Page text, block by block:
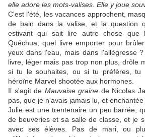
elle adore les mots-valises. Elle y joue
C'est l'été, les vacances approchent,
de bain dans la valise, et la question
estivant qui sait lire autre chose
Quéchua, quel livre emporter pour
yeux dans l'eau, mais dans l'allégresse
livre, léger mais pas trop non plus, drôle
si tu le souhaites, ou si tu préfères, tu
héroïne Marvel shootée aux hormones.
Il s'agit de Mauvaise graine de Nicolas
pas, que je n'avais jamais lu, et
Julie est une trentenaire un peu barrée,
de beuveries et sa salle de classe, et je
avec ses élèves. Pas de mari, ou